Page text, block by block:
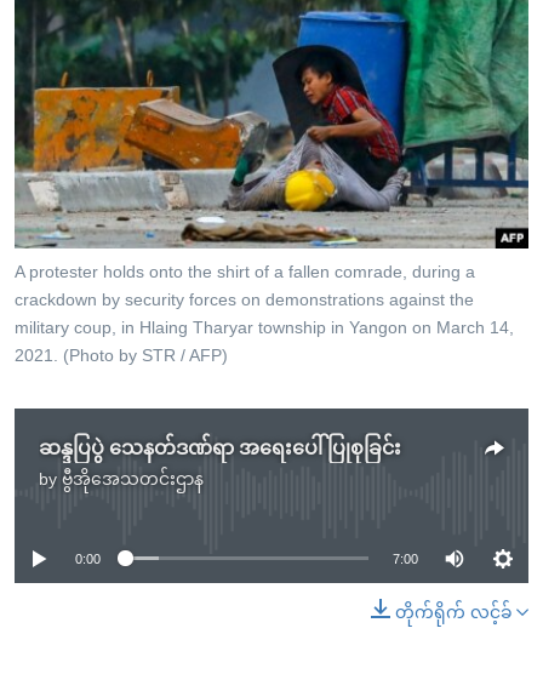
ပင်မ
ညွန်း
စာမျက်နှာ
သို့
ကျော်
ကြည့်
ရန်
ရှာဖွေ
မကြေးမုံရဲ့ အင်္ဂလိပ်စာ
ရုပ်ရှင်ထဲက အင်္ဂလိပ်စာ
သုတပဒေသာ အင်္ဂလိပ်စာ
ရေဒီယို
တီဗွီ
ရေဒီယိုနှင့်ရုပ်သံ အချက်အလက်များ
ရေဒီယို/တီဗွီအစီအစဉ်
Learning English
ဗွီအိုအေ လူမှုကွန်ယက်များ
ဘာသာစကားများ
A protester holds onto the shirt of a fallen comrade, during a
crackdown by security forces on demonstrations against the
military coup, in Hlaing Tharyar township in Yangon on March 14,
2021. (Photo by STR / AFP)
ဆန္ဒပြပွဲ သေနတ်ဒဏ်ရာ အရေးပေါ်ပြုစုခြင်း
by ဗွီအိုအေသတင်းဌာန
No media source currently available
0:00 7:00
တိုက်ရိုက် လင့်ခ်